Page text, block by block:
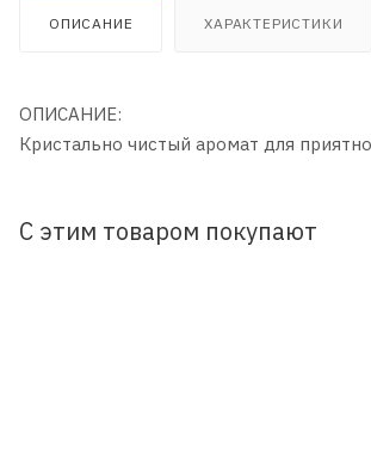
ОПИСАНИЕ ХАРАКТЕРИСТИКИ
ОПИСАНИЕ:
Кристально чистый аромат для
С этим товаром покупают